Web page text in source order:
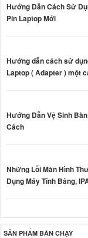
Hướng Dẫn Cách Sử
Pin Laptop Mới
Hướng dẫn cách sử
Laptop ( Adapter ) một
Hướng Dẫn Vệ Sinh
Cách
Những Lỗi Màn Hình
Dụng Máy Tính Bảng,
SẢN PHẨM BÁN CHẠY